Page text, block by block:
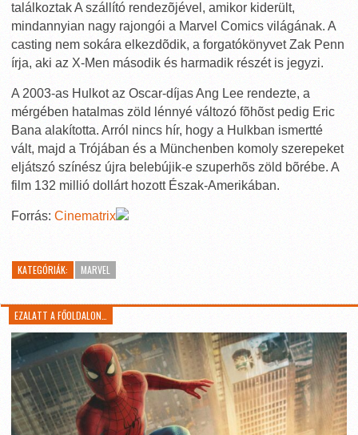
találkoztak A szállító rendezõjével, amikor kiderült,
mindannyian nagy rajongói a Marvel Comics világának. A
casting nem sokára elkezdõdik, a forgatókönyvet Zak Penn
írja, aki az X-Men második és harmadik részét is jegyzi.
A 2003-as Hulkot az Oscar-díjas Ang Lee rendezte, a
mérgében hatalmas zöld lénnyé változó fõhõst pedig Eric
Bana alakította. Arról nincs hír, hogy a Hulkban ismertté
vált, majd a Trójában és a Münchenben komoly szerepeket
eljátszó színész újra belebújik-e szuperhõs zöld bõrébe. A
film 132 millió dollárt hozott Észak-Amerikában.
Forrás: Cinematrix
KATEGÓRIÁK: MARVEL
EZALATT A FŐOLDALON…